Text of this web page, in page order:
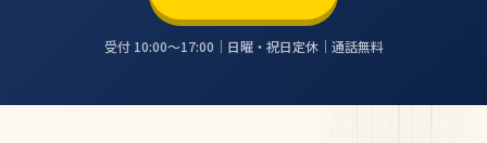
受付 10:00〜17:00｜日曜・祝日定休｜通話無料